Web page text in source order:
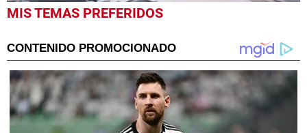
0
seconds
seconds
MIS TEMAS PREFERIDOS